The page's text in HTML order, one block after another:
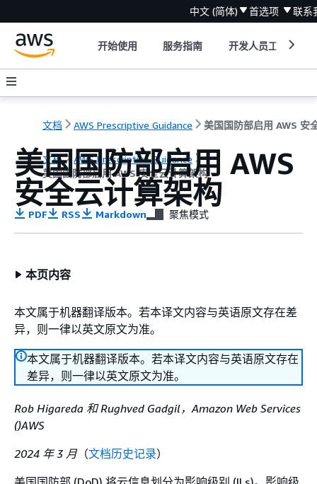
中文 (简体) 首选项 联系
开始使用 服务指南 开发人员工具
文档 AWS Prescriptive Guidance
文档
AWS Prescriptive Guidance
美国国防部启用 AWS 安全云计算架构
美国国防部启用 AWS
安全云计算架构
PDF RSS Markdown 聚焦模式
本页内容
本文属于机器翻译版本。若本译文内容与英语原文存在差
异，则一律以英文原文为准。
本文属于机器翻译版本。若本译文内容与英语原文存在
差异，则一律以英文原文为准。
Rob Higareda 和 Rughved Gadgil，Amazon Web Services
()AWS
2024 年 3 月（文档历史记录）